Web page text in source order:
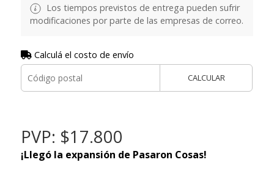
Los tiempos previstos de entrega pueden sufrir
modificaciones por parte de las empresas de correo.
Calculá el costo de envío
CALCULAR
PVP: $17.800
¡Llegó la expansión de Pasaron Cosas!